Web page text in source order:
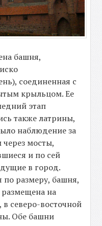
башня,
соединенная с
крыльцом. Ее
этап
также латрины,
наблюдение за
мосты,
и по сей
в город.
размеру, башня,
на
северо-восточной
Обе башни